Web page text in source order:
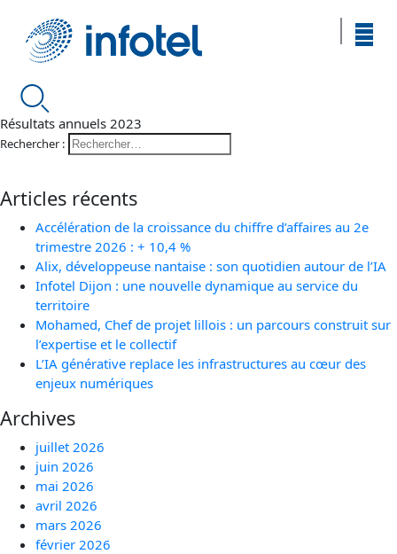
Résultats annuels 2023
Rechercher :
Articles récents
Accélération de la croissance du chiffre d’affaires au 2e
trimestre 2026 : + 10,4 %
Alix, développeuse nantaise : son quotidien autour de l’IA
Infotel Dijon : une nouvelle dynamique au service du
territoire
Mohamed, Chef de projet lillois : un parcours construit sur
l’expertise et le collectif
L’IA générative replace les infrastructures au cœur des
enjeux numériques
Archives
juillet 2026
juin 2026
mai 2026
avril 2026
mars 2026
février 2026